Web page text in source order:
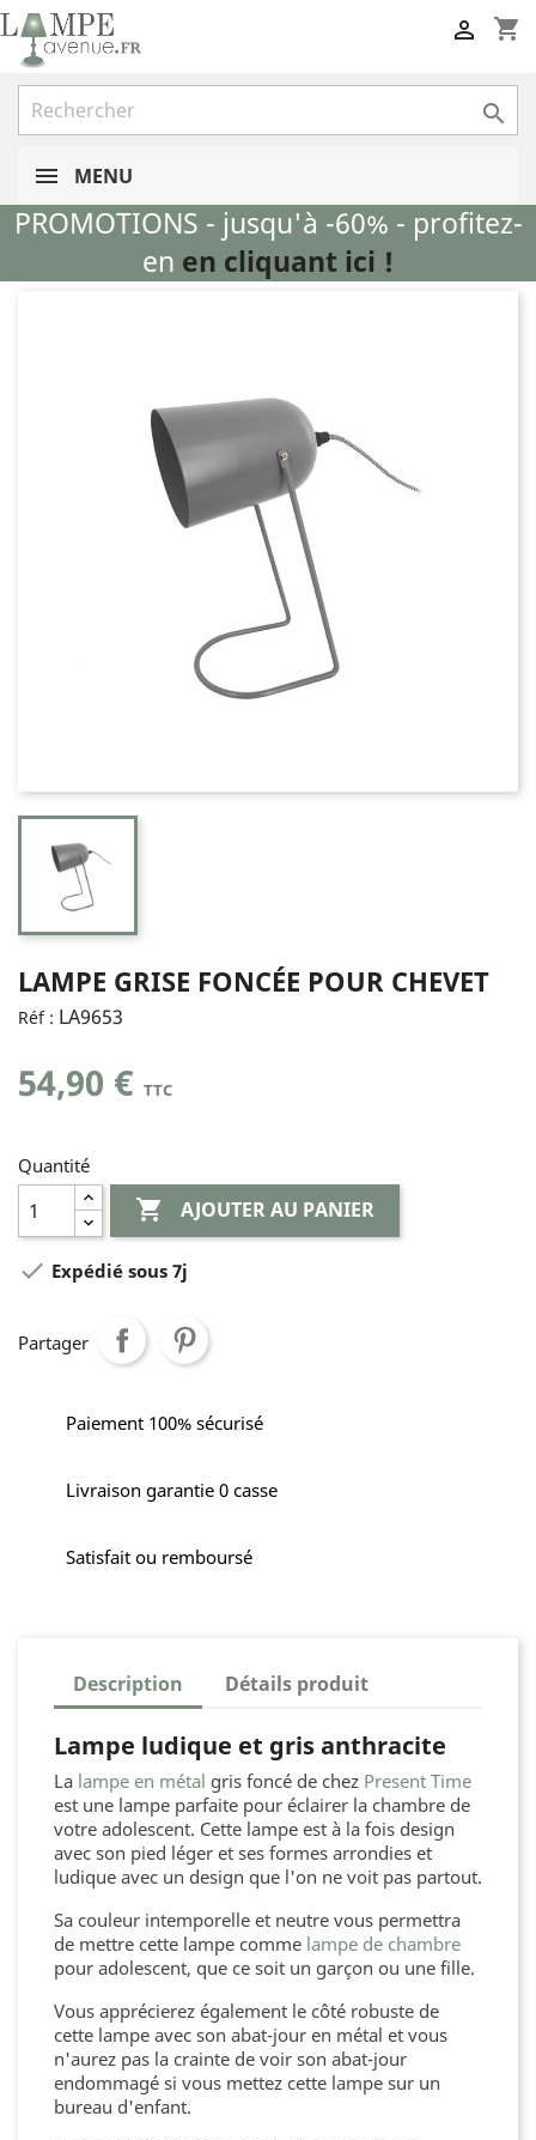
shopping_cart


MENU
PROMOTIONS - jusqu'à -60% - profitez-
en en cliquant ici !
LAMPE GRISE FONCÉE POUR CHEVET
Réf : LA9653
54,90 € TTC
Quantité
 AJOUTER AU PANIER
 Expédié sous 7j
Partager
Paiement 100% sécurisé
Livraison garantie 0 casse
Satisfait ou remboursé
Description Détails produit
Lampe ludique et gris anthracite
La lampe en métal gris foncé de chez Present Time
est une lampe parfaite pour éclairer la chambre de
votre adolescent. Cette lampe est à la fois design
avec son pied léger et ses formes arrondies et
ludique avec un design que l'on ne voit pas partout.
Sa couleur intemporelle et neutre vous permettra
de mettre cette lampe comme lampe de chambre
pour adolescent, que ce soit un garçon ou une fille.
Vous apprécierez également le côté robuste de
cette lampe avec son abat-jour en métal et vous
n'aurez pas la crainte de voir son abat-jour
endommagé si vous mettez cette lampe sur un
bureau d'enfant.